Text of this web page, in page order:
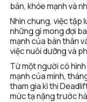
bản, khỏe mạnh và
Nhìn chung, việc tập
những gì mong đợi
mạnh của bản thân
việc nuôi dưỡng và
Từ một người có
mạnh của mình,
tham gia kì thi
mức tạ nặng trước